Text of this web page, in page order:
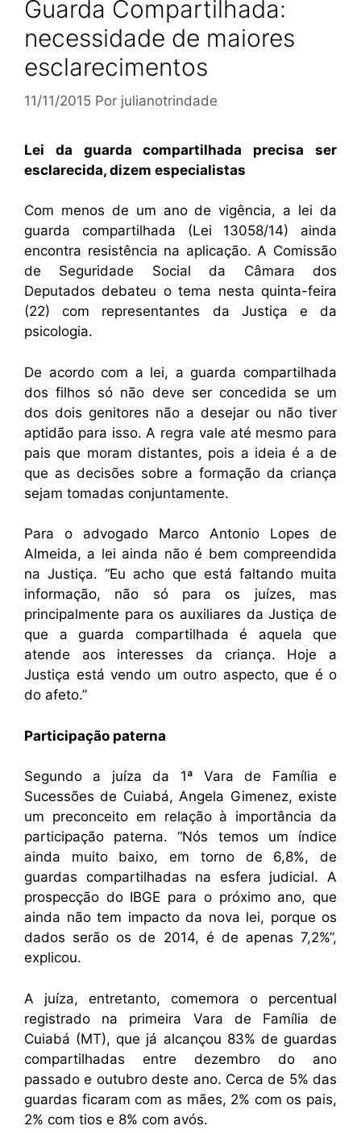
Guarda Compartilhada:
necessidade de maiores
esclarecimentos
11/11/2015 Por julianotrindade
Lei da guarda compartilhada precisa ser
esclarecida, dizem especialistas
Com menos de um ano de vigência, a lei da
guarda compartilhada (Lei 13058/14) ainda
encontra resistência na aplicação. A Comissão
de Seguridade Social da Câmara dos
Deputados debateu o tema nesta quinta-feira
(22) com representantes da Justiça e da
psicologia.
De acordo com a lei, a guarda compartilhada
dos filhos só não deve ser concedida se um
dos dois genitores não a desejar ou não tiver
aptidão para isso. A regra vale até mesmo para
pais que moram distantes, pois a ideia é a de
que as decisões sobre a formação da criança
sejam tomadas conjuntamente.
Para o advogado Marco Antonio Lopes de
Almeida, a lei ainda não é bem compreendida
na Justiça. “Eu acho que está faltando muita
informação, não só para os juízes, mas
principalmente para os auxiliares da Justiça de
que a guarda compartilhada é aquela que
atende aos interesses da criança. Hoje a
Justiça está vendo um outro aspecto, que é o
do afeto.”
Participação paterna
Segundo a juíza da 1ª Vara de Família e
Sucessões de Cuiabá, Angela Gimenez, existe
um preconceito em relação à importância da
participação paterna. “Nós temos um índice
ainda muito baixo, em torno de 6,8%, de
guardas compartilhadas na esfera judicial. A
prospecção do IBGE para o próximo ano, que
ainda não tem impacto da nova lei, porque os
dados serão os de 2014, é de apenas 7,2%”,
explicou.
A juíza, entretanto, comemora o percentual
registrado na primeira Vara de Família de
Cuiabá (MT), que já alcançou 83% de guardas
compartilhadas entre dezembro do ano
passado e outubro deste ano. Cerca de 5% das
guardas ficaram com as mães, 2% com os pais,
2% com tios e 8% com avós.